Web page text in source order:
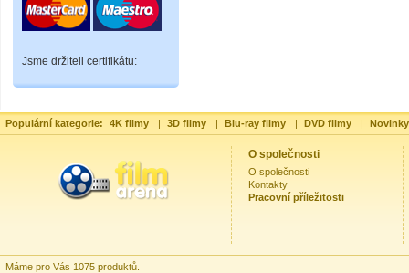
Jsme držiteli certifikátu:
Populární kategorie: 4K filmy | 3D filmy | Blu-ray filmy | DVD filmy |
O společnosti
O společnosti
Kontakty
Pracovní příležitosti
Máme pro Vás 1075 produktů.